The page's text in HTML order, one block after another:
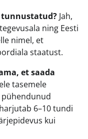
tunnustatud? Jah,
ning Eesti
nimel, et
staatust.
et saada
tasemele
6–10 tundi
kui